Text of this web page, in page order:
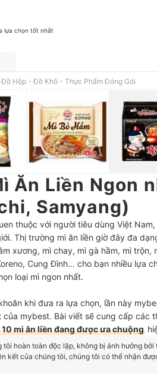
lựa chọn tốt nhất
Đồ Hộp - Đồ Khô - Thực Phẩm Đóng Gói
Ăn Liền Ngon
Samyang)
thuộc với người tiêu dùng Việt
Thị trường mì ăn liền giờ đây đa
xương, mì chay, mì gà hầm, mì trộn,
Cung Đình... cho bạn nhiều lựa
loại mì ngon nhất.
khi đưa ra lựa chọn, lần này
mybest. Bài viết sẽ cung cấp các
mì ăn liền đang được ưa chuộng
hoàn toàn độc lập, không bị ảnh hưởng
kết của chúng tôi, chúng tôi có thể nhận